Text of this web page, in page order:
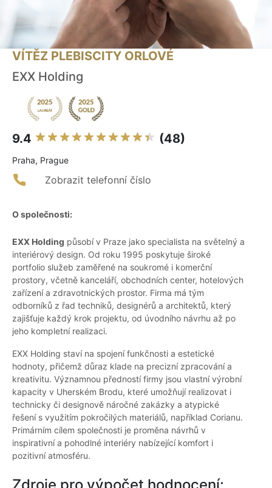
VÍTĚZ PLEBISCITY ORLOVÉ
EXX Holding
9.4 (48)
Praha, Prague
Zobrazit telefonní číslo
O společnosti:
EXX Holding působí v Praze jako specialista na světelný a
interiérový design. Od roku 1995 poskytuje široké
portfolio služeb zaměřené na soukromé i komerční
prostory, včetně kanceláří, obchodních center, hotelových
zařízení a zdravotnických prostor. Firma má tým
odborníků z řad techniků, designérů a architektů, který
zajišťuje každý krok projektu, od úvodního návrhu až po
jeho kompletní realizaci.
EXX Holding staví na spojení funkčnosti a estetické
hodnoty, přičemž důraz klade na precizní zpracování a
kreativitu. Významnou předností firmy jsou vlastní výrobní
kapacity v Uherském Brodu, které umožňují realizovat i
technicky či designově náročné zakázky a atypické
řešení s využitím pokročilých materiálů, například Corianu.
Primárním cílem společnosti je proměna návrhů v
inspirativní a pohodlné interiéry nabízející komfort i
pozitivní atmosféru.